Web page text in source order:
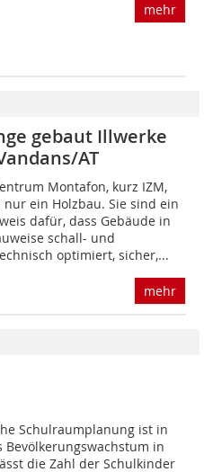
mehr
gebaut Illwerke
AT
Montafon, kurz IZM,
ein Holzbau. Sie sind ein
dafür, dass Gebäude in
schall- und
optimiert, sicher,...
mehr
Schulraumplanung ist in
Bevölkerungswachstum in
die Zahl der Schulkinder